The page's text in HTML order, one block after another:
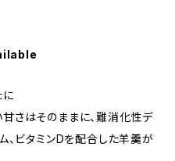
さはそのままに、難消化性デ
、ビタミンDを配合した羊羹が